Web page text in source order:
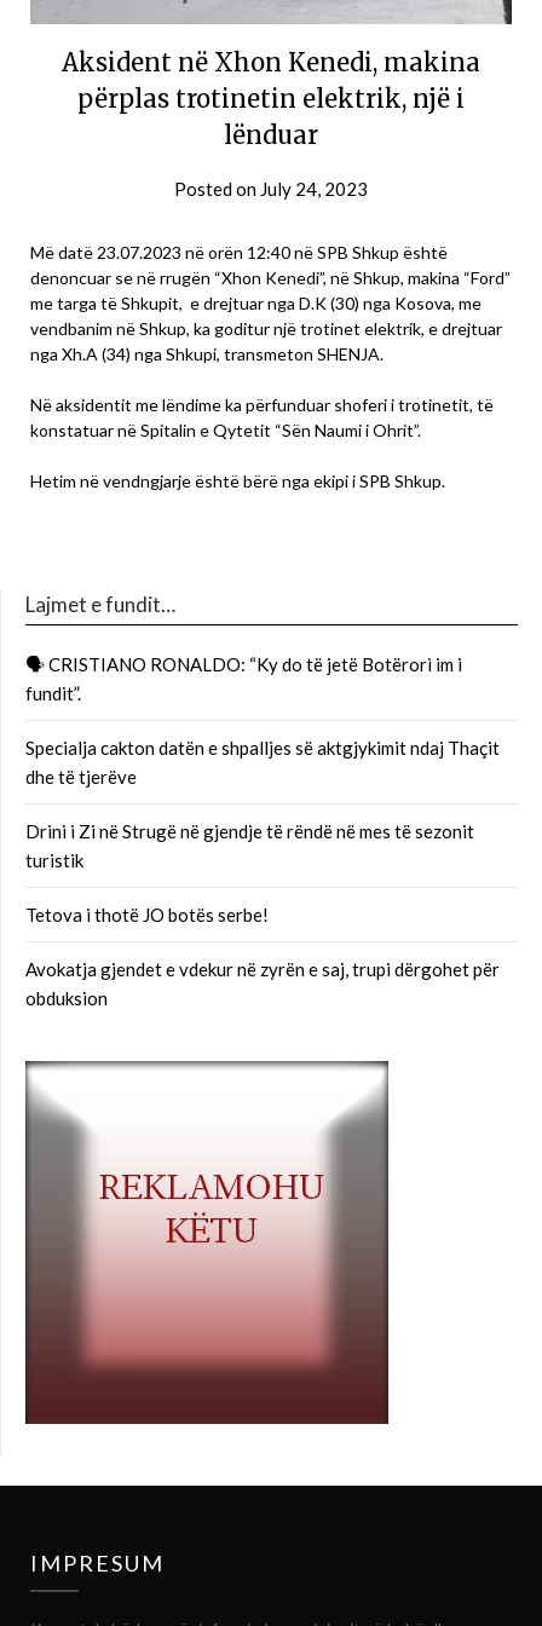
Aksident në Xhon Kenedi, makina
përplas trotinetin elektrik, një i
lënduar
Posted on July 24, 2023
Më datë 23.07.2023 në orën 12:40 në SPB Shkup është
denoncuar se në rrugën “Xhon Kenedi”, në Shkup, makina “Ford”
me targa të Shkupit, e drejtuar nga D.K (30) nga Kosova, me
vendbanim në Shkup, ka goditur një trotinet elektrik, e drejtuar
nga Xh.A (34) nga Shkupi, transmeton SHENJA.
Në aksidentit me lëndime ka përfunduar shoferi i trotinetit, të
konstatuar në Spitalin e Qytetit “Sën Naumi i Ohrit”.
Hetim në vendngjarje është bërë nga ekipi i SPB Shkup.
Lajmet e fundit…
🗣 CRISTIANO RONALDO: “Ky do të jetë Botërori im i
fundit”.
Specialja cakton datën e shpalljes së aktgjykimit ndaj Thaçit
dhe të tjerëve
Drini i Zi në Strugë në gjendje të rëndë në mes të sezonit
turistik
Tetova i thotë JO botës serbe!
Avokatja gjendet e vdekur në zyrën e saj, trupi dërgohet për
obduksion
IMPRESUM